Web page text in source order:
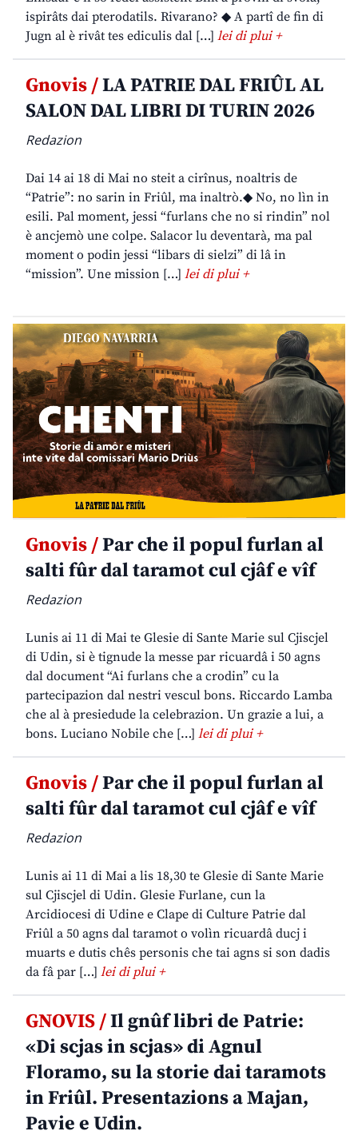
ispirâts dai pterodatils. Rivarano? ◆ A partî de fin di
Jugn al è rivât tes ediculis dal […] lei di plui +
Gnovis /LA PATRIE DAL FRIÛL AL
SALON DAL LIBRI DI TURIN 2026
Redazion
Dai 14 ai 18 di Mai no steit a cirînus, noaltris de
“Patrie”: no sarin in Friûl, ma inaltrò.◆ No, no lìn in
esili. Pal moment, jessi “furlans che no si rindin” nol
è ancjemò une colpe. Salacor lu deventarà, ma pal
moment o podin jessi “libars di sielzi” di lâ in
“mission”. Une mission […] lei di plui +
Gnovis /Par che il popul furlan al
salti fûr dal taramot cul cjâf e vîf
Redazion
Lunis ai 11 di Mai te Glesie di Sante Marie sul Cjiscjel
di Udin, si è tignude la messe par ricuardâ i 50 agns
dal document “Ai furlans che a crodin” cu la
partecipazion dal nestri vescul bons. Riccardo Lamba
che al à presiedude la celebrazion. Un grazie a lui, a
bons. Luciano Nobile che […] lei di plui +
Gnovis /Par che il popul furlan al
salti fûr dal taramot cul cjâf e vîf
Redazion
Lunis ai 11 di Mai a lis 18,30 te Glesie di Sante Marie
sul Cjiscjel di Udin. Glesie Furlane, cun la
Arcidiocesi di Udine e Clape di Culture Patrie dal
Friûl a 50 agns dal taramot o volìn ricuardâ ducj i
muarts e dutis chês personis che tai agns si son dadis
da fâ par […] lei di plui +
GNOVIS /Il gnûf libri de Patrie:
«Di scjas in scjas» di Agnul
Floramo, su la storie dai taramots
in Friûl. Presentazions a Majan,
Pavie e Udin.